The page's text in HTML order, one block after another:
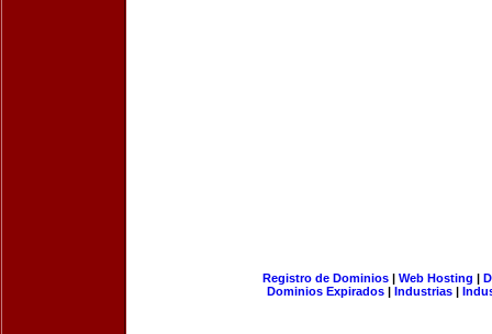
Registro de Dominios| Web Hosting |
Dominios Expirados | Industrias |